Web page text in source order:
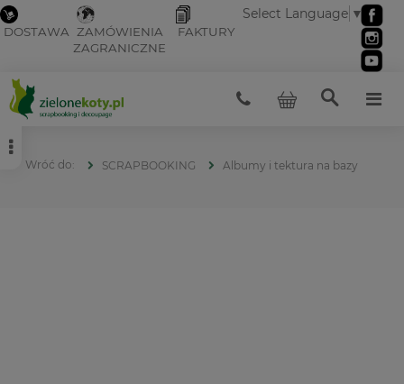
DOSTAWA ZAMÓWIENIA
ZAGRANICZNE
FAKTURY
Select Language ▼
SCRAPBOOKING Albumy i tektura na bazy